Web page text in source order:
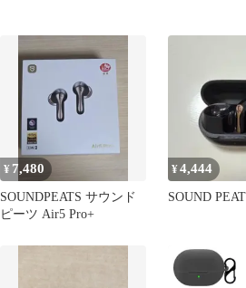
¥ 7,480
SOUNDPEATS サウンド
ピーツ Air5 Pro+
¥4,444
SOUND